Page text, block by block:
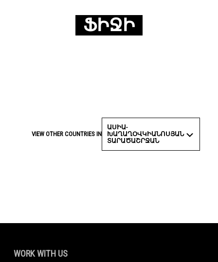
ՖԻՋԻ
VIEW OTHER COUNTRIES IN
ԱՍԻԱ-
ԽԱՂԱՂՕՎԿԻԱՆՈՍՅԱՆ
ՏԱՐԱԾԱՇՐՋԱՆ
WORK WITH US